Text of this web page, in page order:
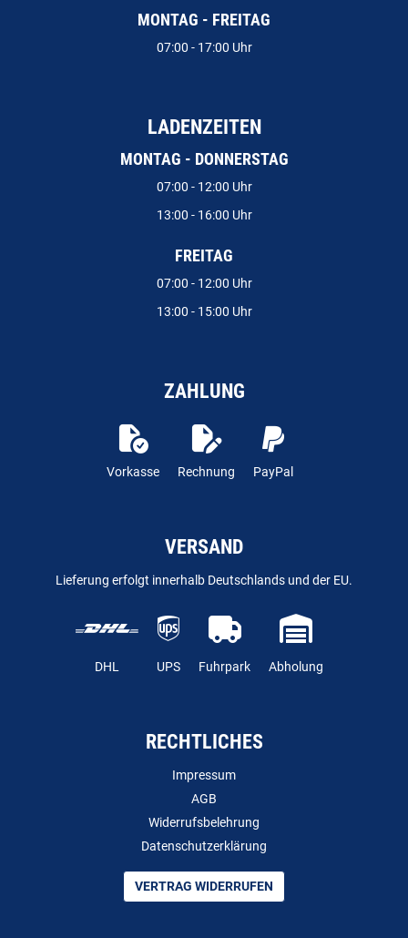
MONTAG - FREITAG
07:00 - 17:00 Uhr
LADENZEITEN
MONTAG - DONNERSTAG
07:00 - 12:00 Uhr
13:00 - 16:00 Uhr
FREITAG
07:00 - 12:00 Uhr
13:00 - 15:00 Uhr
ZAHLUNG
Vorkasse Rechnung PayPal
VERSAND
Lieferung erfolgt innerhalb Deutschlands und der EU.
DHL UPS Fuhrpark Abholung
RECHTLICHES
Impressum
AGB
Widerrufsbelehrung
Datenschutzerklärung
VERTRAG WIDERRUFEN